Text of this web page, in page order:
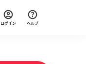
ログイン ヘルプ